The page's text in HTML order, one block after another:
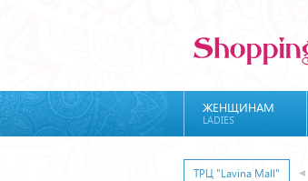
ЖЕНЩИНАМ
LADIES
ТРЦ "Lavina Mall"